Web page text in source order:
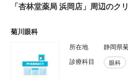
「杏林堂薬局 浜岡店」周辺のク
菊川眼科
所在地
静岡県
診療科目
眼科